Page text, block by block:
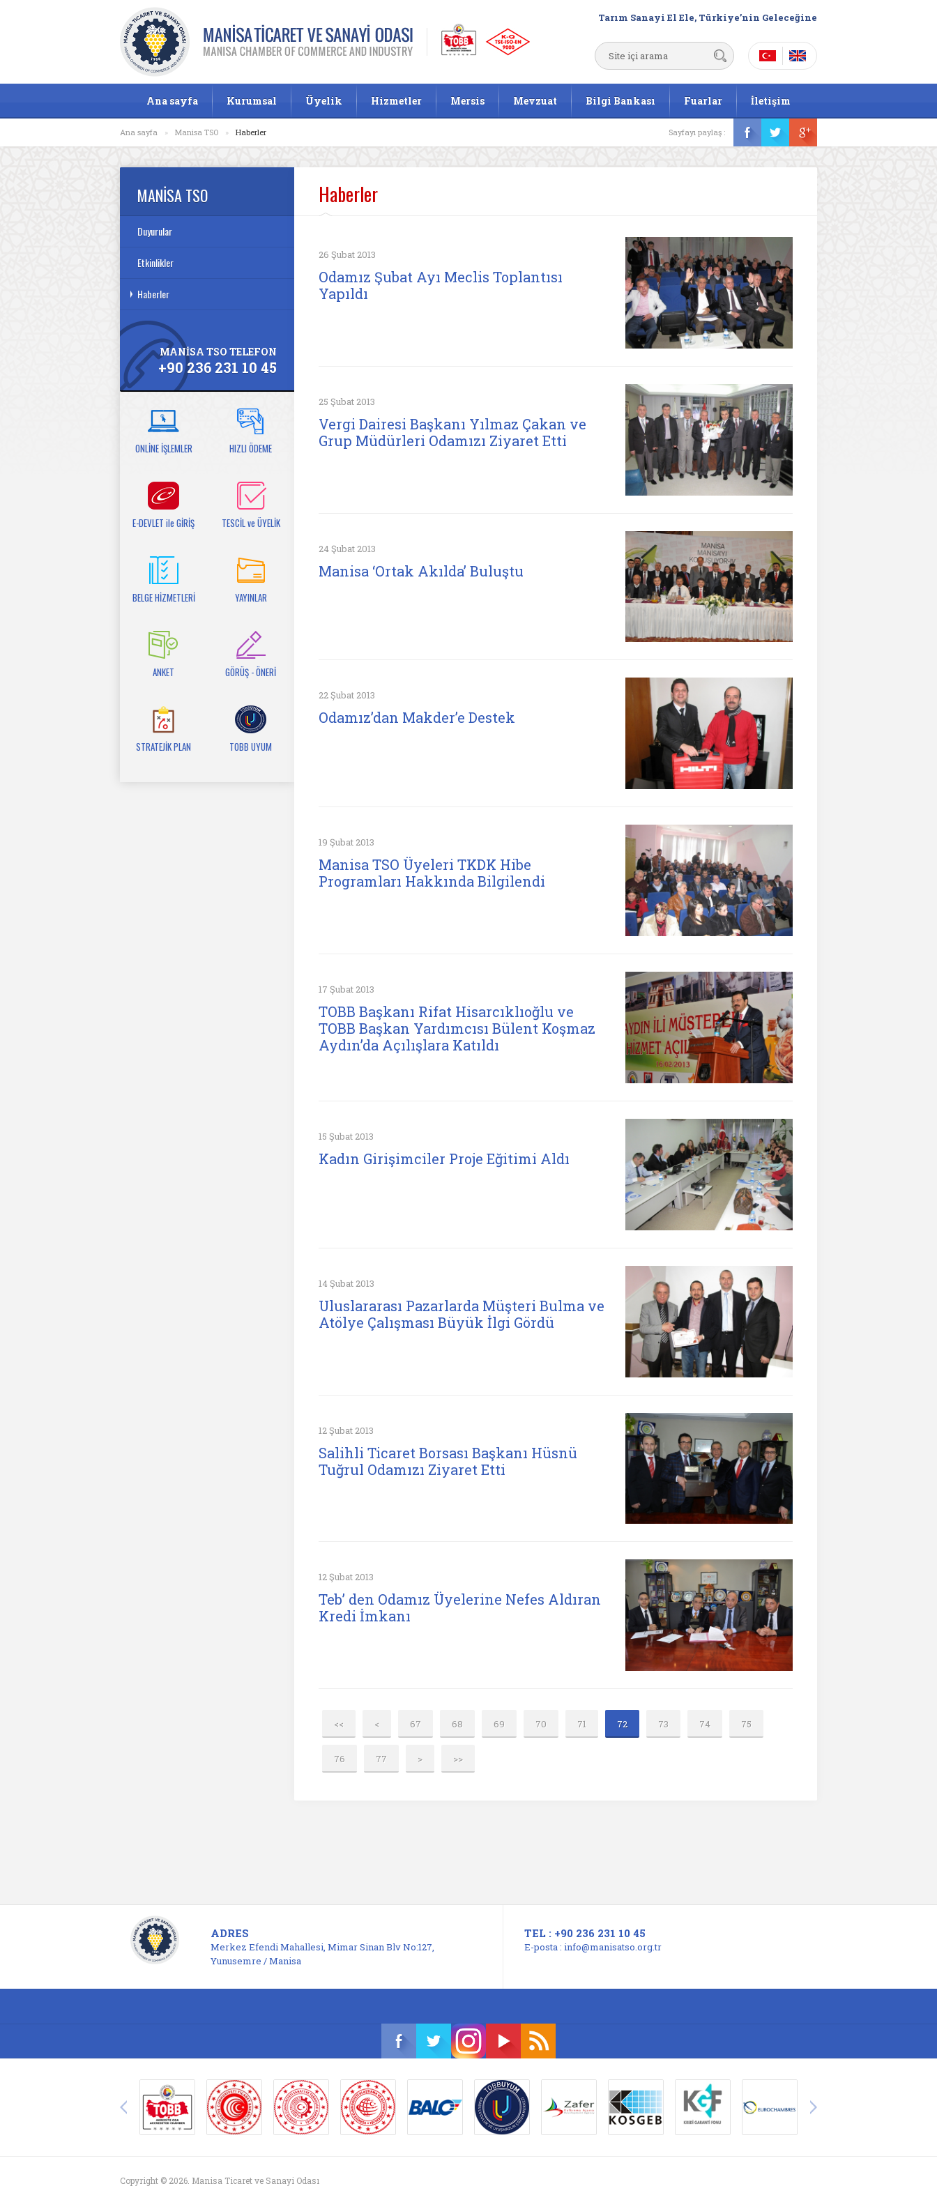
Tarım Sanayi El Ele, Türkiye’nin Geleceğine
Ana sayfa Kurumsal Üyelik Hizmetler Mersis Mevzuat Bilgi Bankası Fuarlar İletişim
Ana sayfa » Manisa TSO » Haberler Sayfayı paylaş :
MANİSA TSO
Duyurular
Etkinlikler
Haberler
MANİSA TSO TELEFON
+90 236 231 10 45
ONLİNE İŞLEMLER HIZLI ÖDEME
E-DEVLET ile GİRİŞ TESCİL ve ÜYELİK
BELGE HİZMETLERİ YAYINLAR
ANKET GÖRÜŞ - ÖNERİ
STRATEJİK PLAN TOBB UYUM
Haberler
26 Şubat 2013
Odamız Şubat Ayı Meclis Toplantısı
Yapıldı
25 Şubat 2013
Vergi Dairesi Başkanı Yılmaz Çakan ve
Grup Müdürleri Odamızı Ziyaret Etti
24 Şubat 2013
Manisa ‘Ortak Akılda’ Buluştu
22 Şubat 2013
Odamız’dan Makder’e Destek
19 Şubat 2013
Manisa TSO Üyeleri TKDK Hibe
Programları Hakkında Bilgilendi
17 Şubat 2013
TOBB Başkanı Rifat Hisarcıklıoğlu ve
TOBB Başkan Yardımcısı Bülent Koşmaz
Aydın’da Açılışlara Katıldı
15 Şubat 2013
Kadın Girişimciler Proje Eğitimi Aldı
14 Şubat 2013
Uluslararası Pazarlarda Müşteri Bulma ve
Atölye Çalışması Büyük İlgi Gördü
12 Şubat 2013
Salihli Ticaret Borsası Başkanı Hüsnü
Tuğrul Odamızı Ziyaret Etti
12 Şubat 2013
Teb’ den Odamız Üyelerine Nefes Aldıran
Kredi İmkanı
<< < 67 68 69 70 71 72 73 74 75
76 77 > >>
ADRES
Merkez Efendi Mahallesi, Mimar Sinan Blv No:127,
Yunusemre / Manisa
TEL : +90 236 231 10 45
E-posta : info@manisatso.org.tr
Copyright © 2026. Manisa Ticaret ve Sanayi Odası